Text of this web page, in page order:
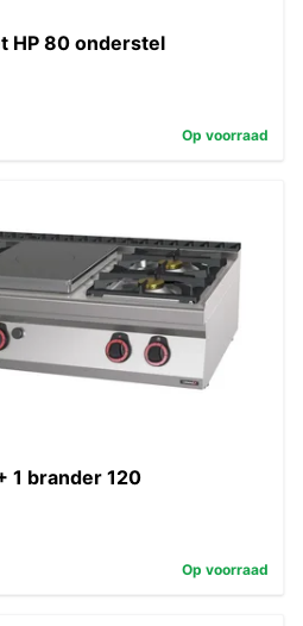
HP 80 onderstel
Op voorraad
1 brander 120
Op voorraad